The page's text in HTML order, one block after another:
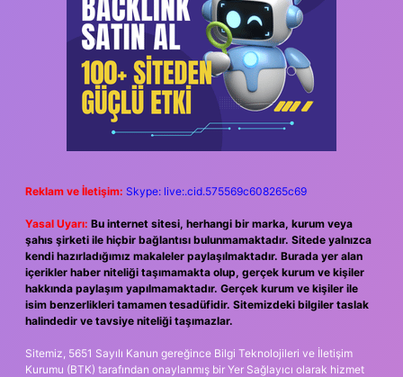
Reklam ve İletişim: Skype: live:.cid.575569c608265c69
Yasal Uyarı: Bu internet sitesi, herhangi bir marka, kurum veya
şahıs şirketi ile hiçbir bağlantısı bulunmamaktadır. Sitede yalnızca
kendi hazırladığımız makaleler paylaşılmaktadır. Burada yer alan
içerikler haber niteliği taşımamakta olup, gerçek kurum ve kişiler
hakkında paylaşım yapılmamaktadır. Gerçek kurum ve kişiler ile
isim benzerlikleri tamamen tesadüfidir. Sitemizdeki bilgiler taslak
halindedir ve tavsiye niteliği taşımazlar.
Sitemiz, 5651 Sayılı Kanun gereğince Bilgi Teknolojileri ve İletişim
Kurumu (BTK) tarafından onaylanmış bir Yer Sağlayıcı olarak hizmet